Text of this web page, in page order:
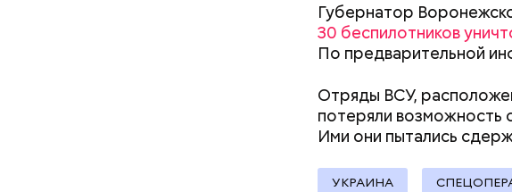
Губернатор
30 беспилотников
По предварительной
Отряды ВСУ,
потеряли возможность
Ими они пытались
УКРАИНА
Вред дыни
А врач-эндокринолог
множество блюд, где
Дебошир и
силовиков:
Гилман,
освободить